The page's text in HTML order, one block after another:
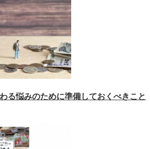
る悩みのために準備しておくべきこと